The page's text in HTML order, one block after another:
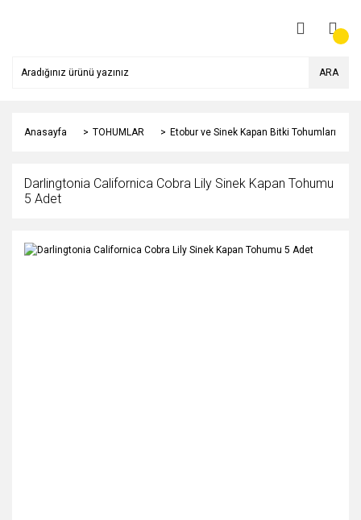
ARA
Anasayfa TOHUMLAR Etobur ve Sinek Kapan Bitki Tohumları
Darlingtonia Californica Cobra Lily Sinek Kapan Tohumu
5 Adet